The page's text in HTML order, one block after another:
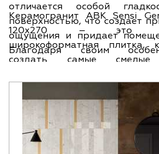
отличается особой
поверхностью, что создает
ощущения и придает
Благодаря своим
керамогранит подходит как
стен, что делает его
Керамогранит ABK Sensi
120x270 – это
широкоформатная плитка,
создать самые
– позволят вам воплотить в
идеи и создать уникальный
своей натуральной
керамогранит прекрасно
и цветовую гамму